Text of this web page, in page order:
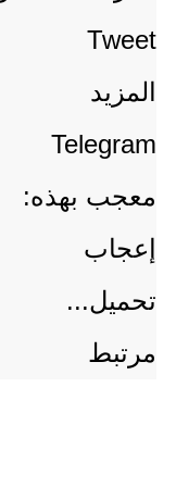
Tweet
المزيد
Telegram
معجب بهذه:
إعجاب
تحميل...
مرتبط